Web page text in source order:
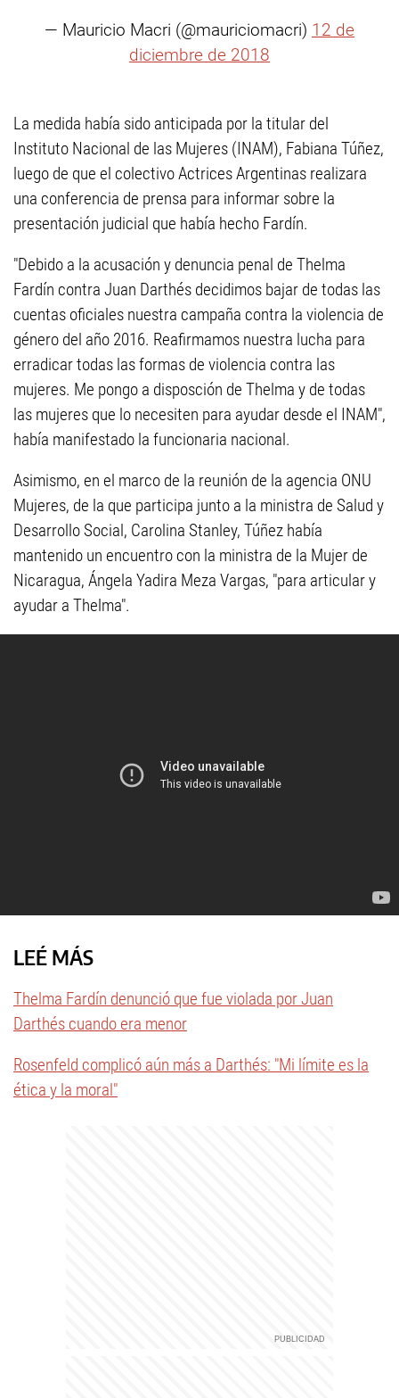
— Mauricio Macri (@mauriciomacri) 12 de
diciembre de 2018
La medida había sido anticipada por la titular del
Instituto Nacional de las Mujeres (INAM), Fabiana Túñez,
luego de que el colectivo Actrices Argentinas realizara
una conferencia de prensa para informar sobre la
presentación judicial que había hecho Fardín.
"Debido a la acusación y denuncia penal de Thelma
Fardín contra Juan Darthés decidimos bajar de todas las
cuentas oficiales nuestra campaña contra la violencia de
género del año 2016. Reafirmamos nuestra lucha para
erradicar todas las formas de violencia contra las
mujeres. Me pongo a disposción de Thelma y de todas
las mujeres que lo necesiten para ayudar desde el INAM",
había manifestado la funcionaria nacional.
Asimismo, en el marco de la reunión de la agencia ONU
Mujeres, de la que participa junto a la ministra de Salud y
Desarrollo Social, Carolina Stanley, Túñez había
mantenido un encuentro con la ministra de la Mujer de
Nicaragua, Ángela Yadira Meza Vargas, "para articular y
ayudar a Thelma".
LEÉ MÁS
Thelma Fardín denunció que fue violada por Juan
Darthés cuando era menor
Rosenfeld complicó aún más a Darthés: "Mi límite es la
ética y la moral"